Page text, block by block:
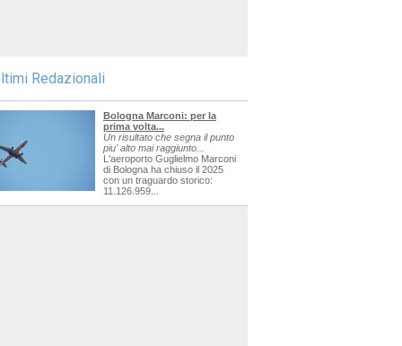
Redazionali
Bologna Marconi: per la
prima volta...
Un risultato che segna il punto
piu' alto mai raggiunto...
L'aeroporto Guglielmo Marconi
di Bologna ha chiuso il 2025
con un traguardo storico:
11.126.959...